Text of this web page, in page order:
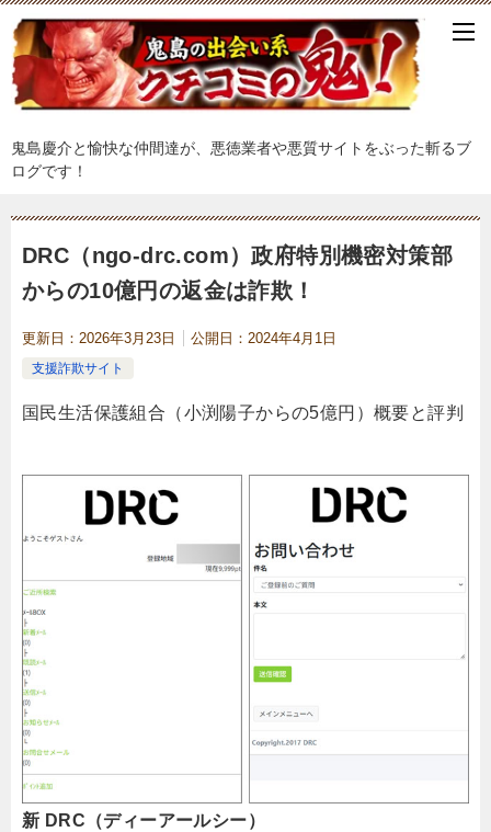
鬼島慶介と愉快な仲間達が、悪徳業者や悪質サイトをぶった斬るブ
ログです！
DRC（ngo-drc.com）政府特別機密対策部
からの10億円の返金は詐欺！
更新日： 2026年3月23日 公開日： 2024年4月1日
支援詐欺サイト
国民生活保護組合（小渕陽子からの5億円）概要と評判
新 DRC（ディーアールシー）